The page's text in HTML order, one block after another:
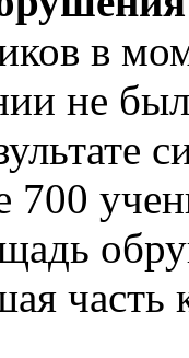
в
не
700